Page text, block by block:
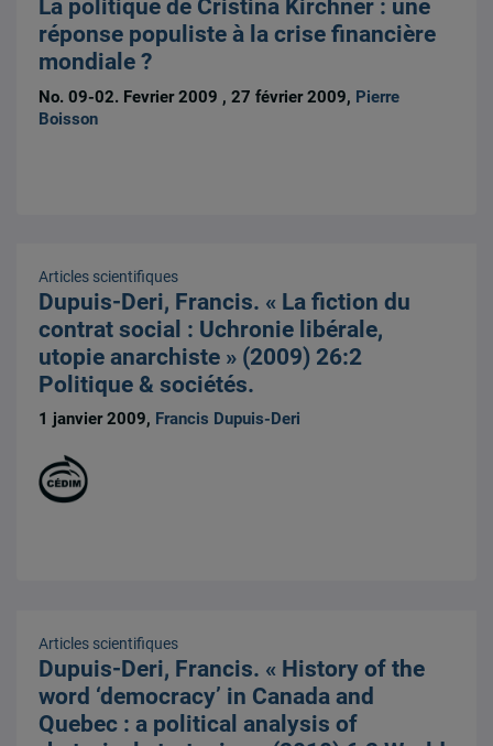
La politique de Cristina Kirchner : une
réponse populiste à la crise financière
mondiale ?
No. 09-02. Fevrier 2009 , 27 février 2009, Pierre
Boisson
Articles scientifiques
Dupuis-Deri, Francis. « La fiction du
contrat social : Uchronie libérale,
utopie anarchiste » (2009) 26:2
Politique & sociétés.
1 janvier 2009, Francis Dupuis-Deri
Articles scientifiques
Dupuis-Deri, Francis. « History of the
word ‘democracy’ in Canada and
Quebec : a political analysis of